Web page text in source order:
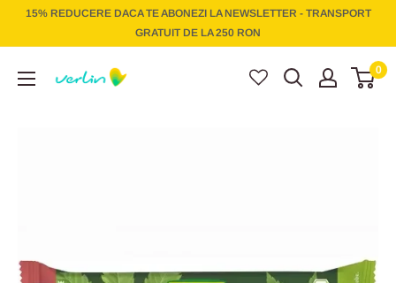
15% REDUCERE DACA TE ABONEZI LA NEWSLETTER - TRANSPORT
GRATUIT DE LA 250 RON
0